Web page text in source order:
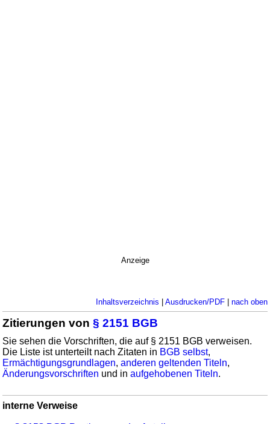
Anzeige
Inhaltsverzeichnis | Ausdrucken/PDF| nach oben
Zitierungen von§ 2151 BGB
Sie sehen die Vorschriften, die auf § 2151 BGB verweisen.
Die Liste ist unterteilt nach Zitaten in BGB selbst,
Ermächtigungsgrundlagen,anderen geltenden Titeln,
Änderungsvorschriften und inaufgehobenen Titeln.
interne Verweise